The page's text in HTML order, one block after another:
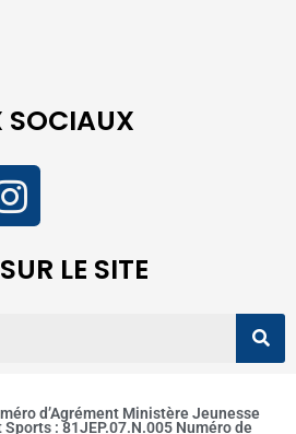
SOCIAUX
LE SITE
d’Agrément Ministère Jeunesse
Sports : 81JEP.07.N.005 Numéro de